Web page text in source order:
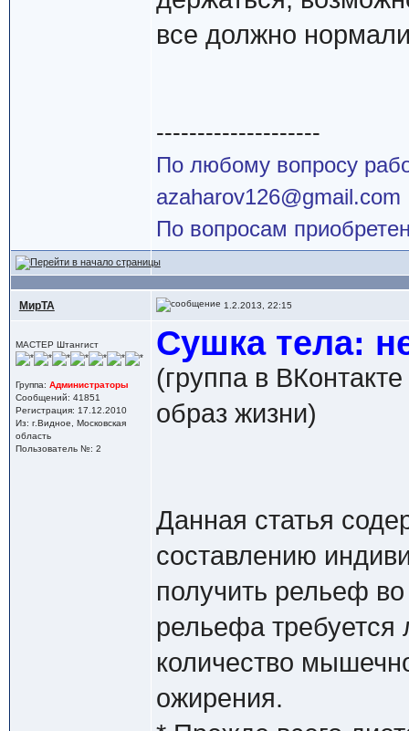
все должно
--------------------
По любому вопросу
azaharov126@gmail.com
По вопросам
МирТА 1.2.2013, 22:15
МАСТЕР Штангист
Группа: Администраторы
Сообщений: 41851
Регистрация: 17.12.2010
Из: г.Видное, Московская
область
Пользователь №: 2
Сушка тела:
(группа в
образ жизни)
Данная статья
составлению
получить рельеф
рельефа
количество
ожирения.